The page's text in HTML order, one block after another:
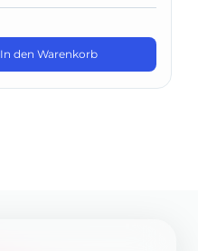
In den Warenkorb